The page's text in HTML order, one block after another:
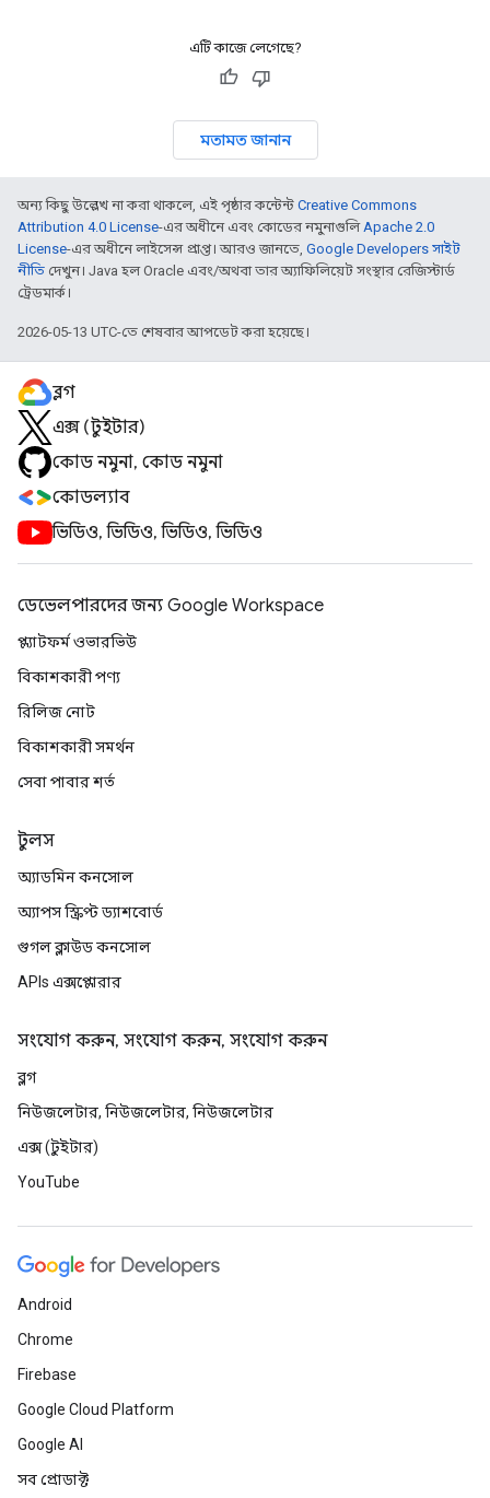
এটি কাজে লেগেছে?
মতামত জানান
অন্য কিছু উল্লেখ না করা থাকলে, এই পৃষ্ঠার কন্টেন্ট Creative Commons
Attribution 4.0 License-এর অধীনে এবং কোডের নমুনাগুলিApache 2.0
License-এর অধীনে লাইসেন্স প্রাপ্ত। আরও জানতে, Google Developers সাইট
নীতি দেখুন। Java হল Oracle এবং/অথবা তার অ্যাফিলিয়েট সংস্থার রেজিস্টার্ড
ট্রেডমার্ক।
2026-05-13 UTC-তে শেষবার আপডেট করা হয়েছে।
ব্লগ
এক্স (টুইটার)
কোড নমুনা, কোড নমুনা
কোডল্যাব
ভিডিও, ভিডিও, ভিডিও, ভিডিও
ডেভেলপারদের জন্য Google Workspace
প্ল্যাটফর্ম ওভারভিউ
বিকাশকারী পণ্য
রিলিজ নোট
বিকাশকারী সমর্থন
সেবা পাবার শর্ত
টুলস
অ্যাডমিন কনসোল
অ্যাপস স্ক্রিপ্ট ড্যাশবোর্ড
গুগল ক্লাউড কনসোল
APIs এক্সপ্লোরার
সংযোগ করুন, সংযোগ করুন, সংযোগ করুন
ব্লগ
নিউজলেটার, নিউজলেটার, নিউজলেটার
এক্স (টুইটার)
YouTube
Android
Chrome
Firebase
Google Cloud Platform
Google AI
সব প্রোডাক্ট